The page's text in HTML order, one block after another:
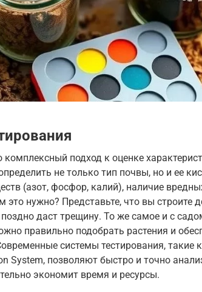
подход к оценке
не только тип почвы, но и ее
(азот, фосфор, калий), наличие
нужно? Представьте, что вы строите
даст трещину. То же самое и с
правильно подобрать растения и
системы тестирования, такие
System, позволяют быстро и точно
экономит время и ресурсы.